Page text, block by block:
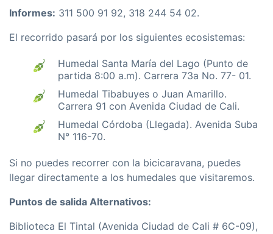
Informes: 311 500 91 92, 318 244 54 02.
El recorrido pasará por los siguientes ecosistemas:
Humedal Santa Marí­a del Lago (Punto de
partida 8:00 a.m). Carrera 73a No. 77- 01.
Humedal Tibabuyes o Juan Amarillo.
Carrera 91 con Avenida Ciudad de Cali.
Humedal Córdoba (Llegada). Avenida Suba
N° 116-70.
Si no puedes recorrer con la bicicaravana, puedes
llegar directamente a los humedales que visitaremos.
Puntos de salida Alternativos:
Biblioteca El Tintal (Avenida Ciudad de Cali # 6C-09),